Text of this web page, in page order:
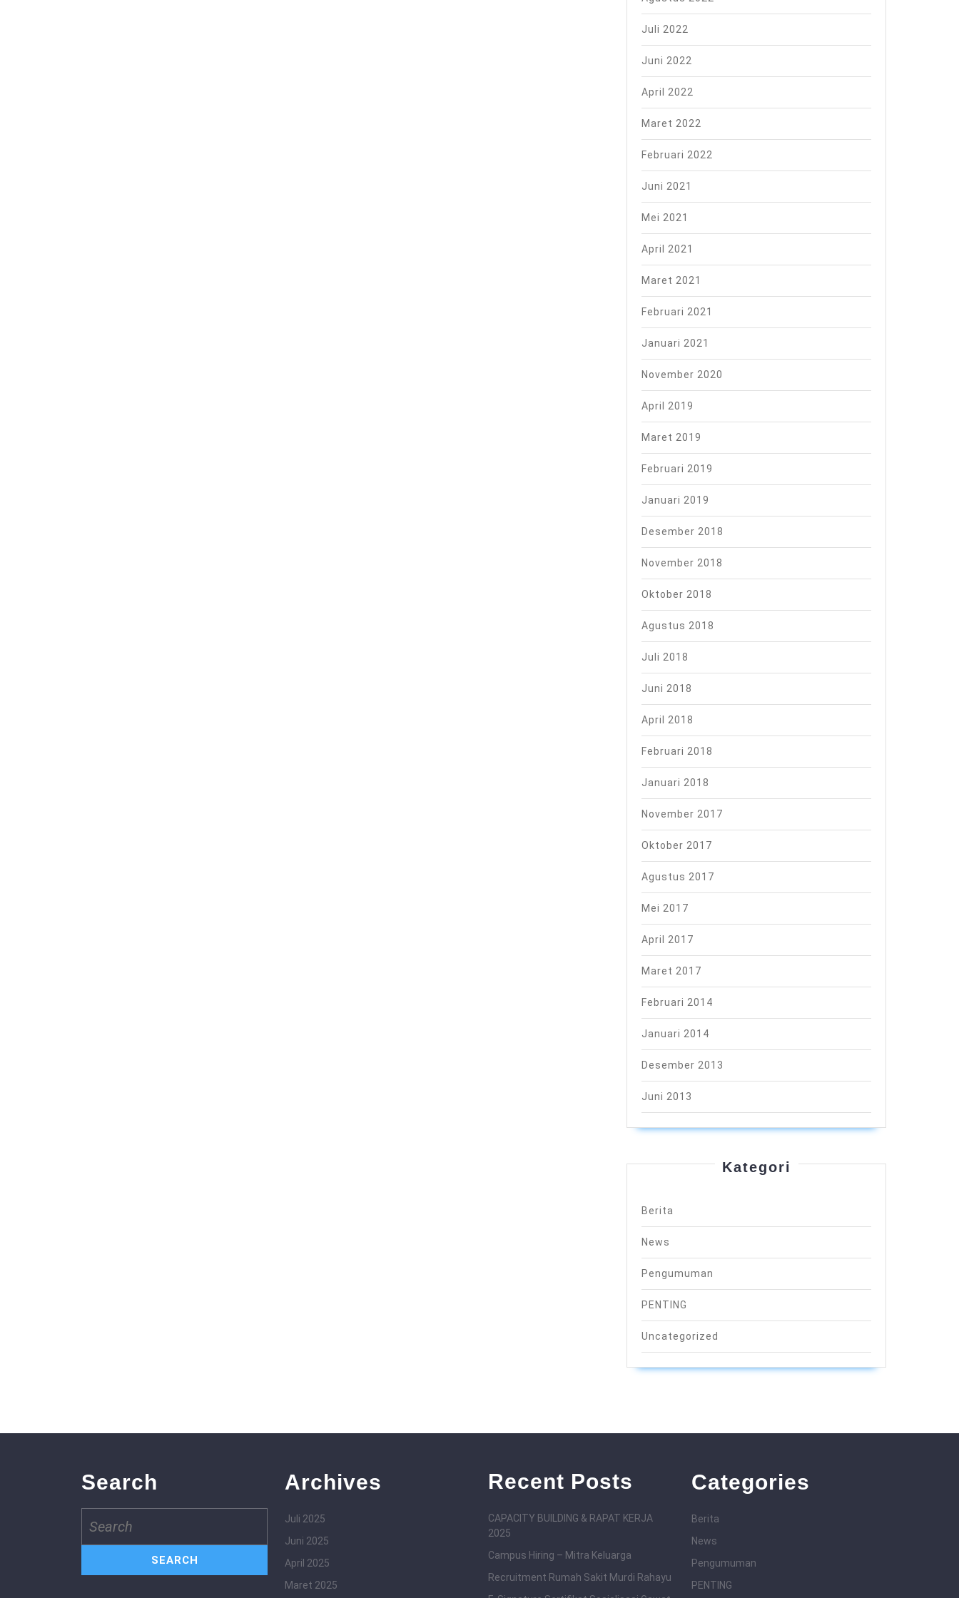
Juli 2022
Juni 2022
April 2022
Maret 2022
Februari 2022
Juni 2021
Mei 2021
April 2021
Maret 2021
Februari 2021
Januari 2021
November 2020
April 2019
Maret 2019
Februari 2019
Januari 2019
Desember 2018
November 2018
Oktober 2018
Agustus 2018
Juli 2018
Juni 2018
April 2018
Februari 2018
Januari 2018
November 2017
Oktober 2017
Agustus 2017
Mei 2017
April 2017
Maret 2017
Februari 2014
Januari 2014
Desember 2013
Juni 2013
Kategori
Berita
News
Pengumuman
PENTING
Uncategorized
Search
for:
Archives
Juli 2025
Juni 2025
April 2025
Maret 2025
Recent Posts
CAPACITY BUILDING & RAPAT KERJA
2025
Campus Hiring – Mitra Keluarga
Recruitment Rumah Sakit Murdi Rahayu
Categories
Berita
News
Pengumuman
PENTING